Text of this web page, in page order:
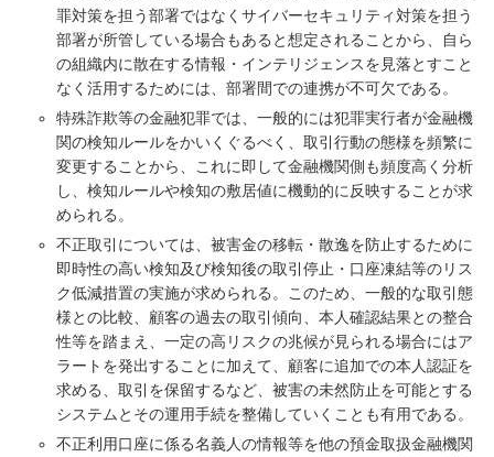
罪対策を担う部署ではなくサイバーセキュリティ対策を担う
部署が所管している場合もあると想定されることから、自ら
の組織内に散在する情報・インテリジェンスを見落とすこと
なく活用するためには、部署間での連携が不可欠である。
特殊詐欺等の金融犯罪では、一般的には犯罪実行者が金融機
関の検知ルールをかいくぐるべく、取引行動の態様を頻繁に
変更することから、これに即して金融機関側も頻度高く分析
し、検知ルールや検知の敷居値に機動的に反映することが求
められる。
不正取引については、被害金の移転・散逸を防止するために
即時性の高い検知及び検知後の取引停止・口座凍結等のリス
ク低減措置の実施が求められる。このため、一般的な取引態
様との比較、顧客の過去の取引傾向、本人確認結果との整合
性等を踏まえ、一定の高リスクの兆候が見られる場合にはア
ラートを発出することに加えて、顧客に追加での本人認証を
求める、取引を保留するなど、被害の未然防止を可能とする
システムとその運用手続を整備していくことも有用である。
不正利用口座に係る名義人の情報等を他の預金取扱金融機関